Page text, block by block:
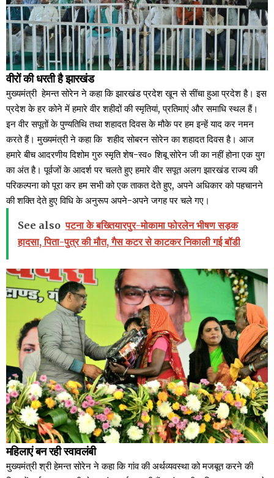
वीरों की धरती है झारखंड
मुख्यमंत्री हेमन्त सोरेन ने कहा कि झारखंड प्रदेश खून से सींचा हुआ प्रदेश है। इस
प्रदेश के हर कोने में हमारे वीर शहीदों की स्मृतियां, प्रतिमाएं और समाधि स्थल हैं।
इन वीर सपूतों के पुण्यतिथि तथा शहादत दिवस के मौके पर हम इन्हें याद कर नमन
करते हैं। मुख्यमंत्री ने कहा कि शहीद सोबरन सोरेन का शहादत दिवस है। आज
हमारे बीच आदरणीय दिशोम गुरु स्मृति शेष-स्व० शिबू सोरेन जी का नहीं होना एक युग
का अंत है। पूर्वजों के आदर्श पर चलते हुए हमारे वीर सपूत अलग झारखंड राज्य की
परिकल्पना को पूरा कर हम सभी को एक ताकत देते हुए, अपने अधिकार को पहचानने
की शक्ति देते हुए विधि के अनुरूप अपने-अपने जगह पर चले गए।
See also पटना के बख्तियारपुर-मोकामा फोरलेन भीषण सड़क
हादसा, पिता-पुत्र की मौत, गैस कटर से काटकर निकाली गई बॉडी
महिलाएं बन रही स्वावलंबी
मुख्यमंत्री श्री हेमन्त सोरेन ने कहा कि गांव की अर्थव्यवस्था को मजबूत करने की